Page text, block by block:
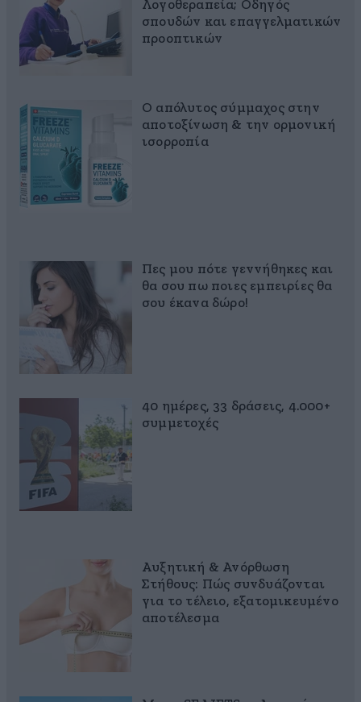
Λογοθεραπεία; Οδηγός
σπουδών και επαγγελματικών
προοπτικών
Ο απόλυτος σύμμαχος στην
αποτοξίνωση & την ορμονική
ισορροπία
Πες μου πότε γεννήθηκες και
θα σου πω ποιες εμπειρίες θα
σου έκανα δώρο!
40 ημέρες, 33 δράσεις, 4.000+
συμμετοχές
Αυξητική & Ανόρθωση
Στήθους: Πώς συνδυάζονται
για το τέλειο, εξατομικευμένο
αποτέλεσμα